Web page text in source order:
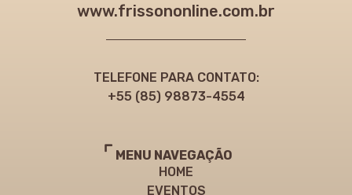
www.frissononline.com.br
TELEFONE PARA CONTATO:
+55 (85) 98873-4554
MENU NAVEGAÇÃO
HOME
EVENTOS